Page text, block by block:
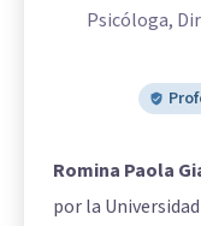
Psicóloga,
Romina Paola
por la